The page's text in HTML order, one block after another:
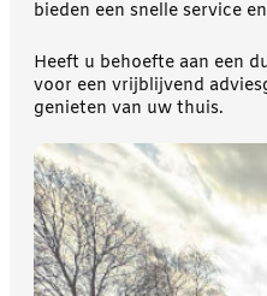
bieden een snelle service
Heeft u behoefte aan een
voor een vrijblijvend
genieten van uw thuis.